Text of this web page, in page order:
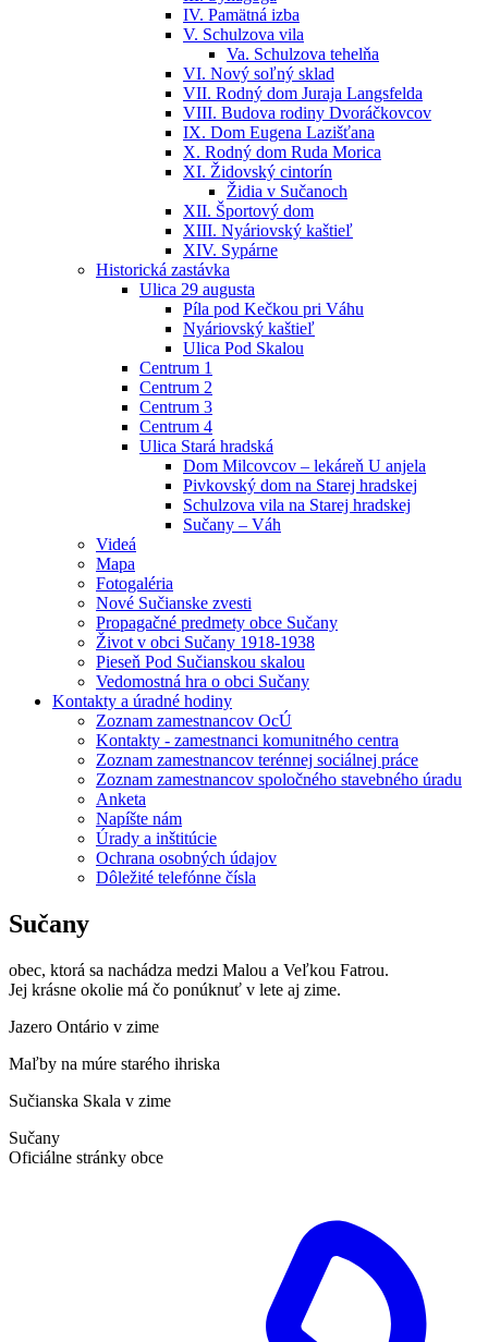
IV. Pamätná izba
V. Schulzova vila
Va. Schulzova tehelňa
VI. Nový soľný sklad
VII. Rodný dom Juraja Langsfelda
VIII. Budova rodiny Dvoráčkovcov
IX. Dom Eugena Lazišťana
X. Rodný dom Ruda Morica
XI. Židovský cintorín
Židia v Sučanoch
XII. Športový dom
XIII. Nyáriovský kaštieľ
XIV. Sypárne
Historická zastávka
Ulica 29 augusta
Píla pod Kečkou pri Váhu
Nyáriovský kaštieľ
Ulica Pod Skalou
Centrum 1
Centrum 2
Centrum 3
Centrum 4
Ulica Stará hradská
Dom Milcovcov – lekáreň U anjela
Pivkovský dom na Starej hradskej
Schulzova vila na Starej hradskej
Sučany – Váh
Videá
Mapa
Fotogaléria
Nové Sučianske zvesti
Propagačné predmety obce Sučany
Život v obci Sučany 1918-1938
Pieseň Pod Sučianskou skalou
Vedomostná hra o obci Sučany
Kontakty a úradné hodiny
Zoznam zamestnancov OcÚ
Kontakty - zamestnanci komunitného centra
Zoznam zamestnancov terénnej sociálnej práce
Zoznam zamestnancov spoločného stavebného úradu
Anketa
Napíšte nám
Úrady a inštitúcie
Ochrana osobných údajov
Dôležité telefónne čísla
Sučany
obec, ktorá sa nachádza medzi Malou a Veľkou Fatrou.
Jej krásne okolie má čo ponúknuť v lete aj zime.
Jazero Ontário v zime
Maľby na múre starého ihriska
Sučianska Skala v zime
Sučany
Oficiálne stránky obce